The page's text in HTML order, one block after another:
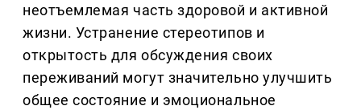
неотъемлемая часть здоровой и активной
жизни. Устранение стереотипов и
открытость для обсуждения своих
переживаний могут значительно улучшить
общее состояние и эмоциональное